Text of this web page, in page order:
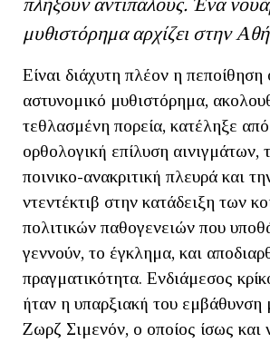
μυθιστόρημα αρχίζει στην
Είναι διάχυτη πλέον η πεποίθηση
αστυνομικό μυθιστόρημα,
τεθλασμένη πορεία, κατέληξε
ορθολογική επίλυση αινιγμάτων,
ποινικo-ανακριτική πλευρά και
ντεντέκτιβ στην κατάδειξη των
πολιτικών παθογενειών που
γεννούν, το έγκλημα, και
πραγματικότητα. Ενδιάμεσος
ήταν η υπαρξιακή του εμβάθυνση
Ζωρζ Σιμενόν, ο οποίος ίσως και